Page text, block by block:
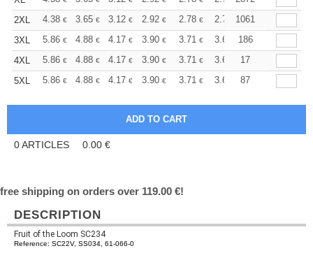
2XL
4.38 € 3.65 € 3.12 € 2.92 € 2.78 € 2.75 € +
1061
3XL
5.86 € 4.88 € 4.17 € 3.90 € 3.71 € 3.67
186
4XL
5.86 € 4.88 € 4.17 € 3.90 € 3.71 € 3.67
17
5XL
5.86 € 4.88 € 4.17 € 3.90 € 3.71 € 3.67 87
0ARTICLES 0.00 €
free shipping on orders over 119.00 €!
DESCRIPTION
Fruit of the Loom SC234
Reference: SC22V, SS034, 61-066-0